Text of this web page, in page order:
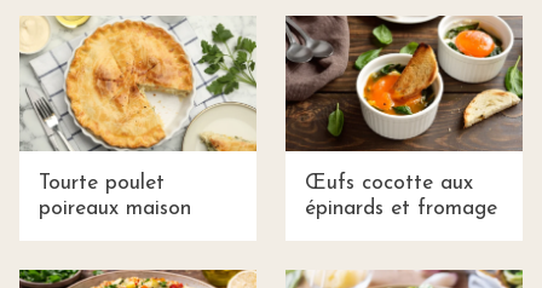
Tourte poulet
poireaux maison
Œufs cocotte aux
épinards et fromage